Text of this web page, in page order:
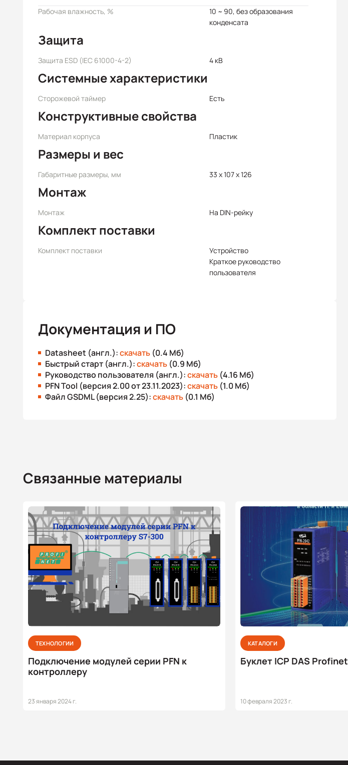
Рабочая влажность, %
10 ~ 90, без образования
конденсата
Защита
Защита ESD (IEC 61000-4-2) 4 кВ
Системные характеристики
Сторожевой таймер Есть
Конструктивные свойства
Материал корпуса Пластик
Размеры и вес
Габаритные размеры, мм 33 x 107 x 126
Монтаж
Монтаж На DIN-рейку
Комплект поставки
Комплект поставки
Устройство
Краткое руководство
пользователя
Документация и ПО
Datasheet (англ.):скачать (0.4 Мб)
Быстрый старт (англ.):скачать (0.9 Мб)
Руководство пользователя (англ.):скачать (4.16 Мб)
PFN Tool (версия 2.00 от 23.11.2023):скачать (1.0 Мб)
Файл GSDML (версия 2.25):скачать (0.1 Мб)
Связанные материалы
ТЕХНОЛОГИИ
Подключение модулей серии PFN к
контроллеру
23 января 2024 г.
КАТАЛОГИ
Буклет ICP DAS Profinet
10 февраля 2023 г.